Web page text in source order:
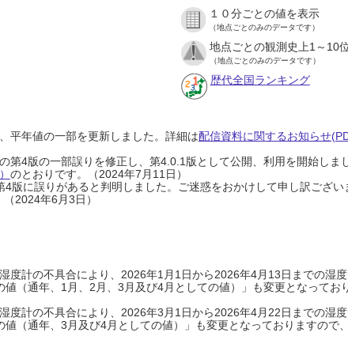
１０分ごとの値を表示
（地点ごとのみのデータです）
地点ごとの観測史上1～10
（地点ごとのみのデータです）
歴代全国ランキング
平年値の一部を更新しました。詳細は配信資料に関するお知らせ
第4版の一部誤りを修正し、第4.0.1版として公開、利用を開始しま
のとおりです。（2024年7月11日）
版に誤りがあると判明しました。ご迷惑をおかけして申し訳ござい
2024年6月3日）
度計の不具合により、2026年1月1日から2026年4月13日までの湿
（通年、1月、2月、3月及び4月としての値）」も変更となってお
度計の不具合により、2026年3月1日から2026年4月22日までの湿
（通年、3月及び4月としての値）」も変更となっておりますので